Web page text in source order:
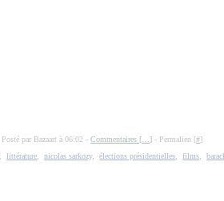
Posté par Bazaart à 06:02 -Commentaires [ …] - Permalien [#]
,littérature ,nicolas sarkozy,élections présidentielles films ,